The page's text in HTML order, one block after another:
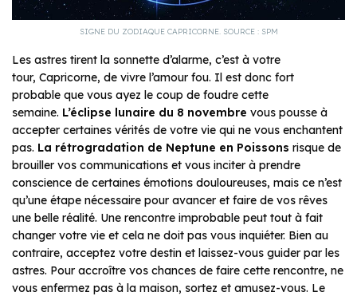
SIGNE DU ZODIAQUE CAPRICORNE. SOURCE : SPM
Les astres tirent la sonnette d’alarme, c’est à votre
tour, Capricorne, de vivre l’amour fou. Il est donc fort
probable que vous ayez le coup de foudre cette
semaine. L’éclipse lunaire du 8 novembre vous pousse à
accepter certaines vérités de votre vie qui ne vous enchantent
pas. La rétrogradation de Neptune en Poissons risque de
brouiller vos communications et vous inciter à prendre
conscience de certaines émotions douloureuses, mais ce n’est
qu’une étape nécessaire pour avancer et faire de vos rêves
une belle réalité. Une rencontre improbable peut tout à fait
changer votre vie et cela ne doit pas vous inquiéter. Bien au
contraire, acceptez votre destin et laissez-vous guider par les
astres. Pour accroître vos chances de faire cette rencontre, ne
vous enfermez pas à la maison, sortez et amusez-vous. Le